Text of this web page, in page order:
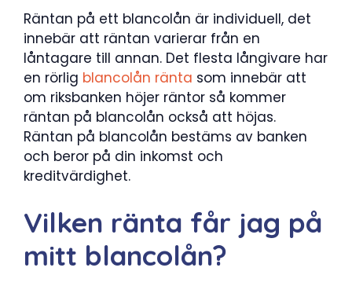
Räntan på ett blancolån är individuell, det
innebär att räntan varierar från en
låntagare till annan. Det flesta långivare har
en rörlig blancolån ränta som innebär att
om riksbanken höjer räntor så kommer
räntan på blancolån också att höjas.
Räntan på blancolån bestäms av banken
och beror på din inkomst och
kreditvärdighet.
Vilken ränta får jag på
mitt blancolån?